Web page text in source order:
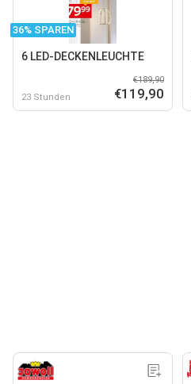
36% SPAREN
6 LED-DECKENLEUCHTE
23 Stunden
€189,90
€119,90